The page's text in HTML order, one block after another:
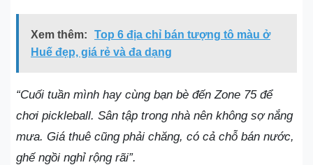
Xem thêm:
Top 6 địa chỉ bán tượng tô màu ở
Huế đẹp, giá rẻ và đa dạng
“Cuối tuần mình hay cùng bạn bè đến Zone 75 để
chơi pickleball. Sân tập trong nhà nên không sợ nắng
mưa. Giá thuê cũng phải chăng, có cả chỗ bán nước,
ghế ngồi nghỉ rộng rãi”.